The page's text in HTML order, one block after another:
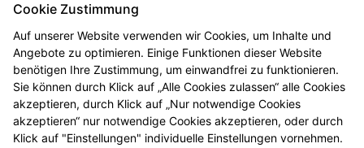
Datenschutzerklärung zum
Kontaktformular und CAPTCHA
Wenn Sie uns per Kontaktformular oder per
Vorbestellungsformular Anfragen zukommen lassen,
werden Ihre Angaben aus dem Formular inklusive der
von Ihnen dort angegebenen Kontaktdaten zwecks
Cookie Zustimmung
Auf unserer Website verwenden wir Cookies, um Inhalte und
Angebote zu optimieren. Einige Funktionen dieser Website
benötigen Ihre Zustimmung, um einwandfrei zu funktionieren.
Sie können durch Klick auf „Alle Cookies zulassen“ alle Cookies
akzeptieren, durch Klick auf „Nur notwendige Cookies
akzeptieren“ nur notwendige Cookies akzeptieren, oder durch
Klick auf "Einstellungen" individuelle Einstellungen vornehmen.